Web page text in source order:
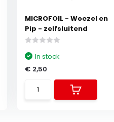
MICROFOIL - Woezel en
Pip - zelfsluitend
In stock
€ 2,50